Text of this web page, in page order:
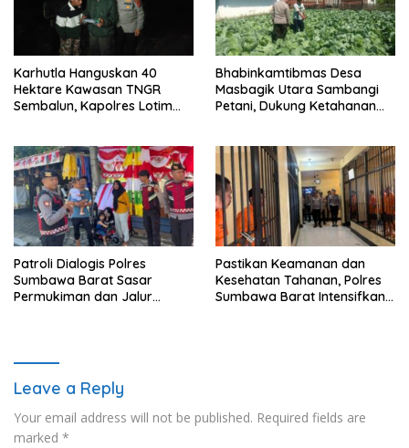
Karhutla Hanguskan 40
Hektare Kawasan TNGR
Sembalun, Kapolres Lotim
Bhabinkamtibmas Desa
Masbagik Utara Sambangi
Petani, Dukung Ketahanan
Patroli Dialogis Polres
Sumbawa Barat Sasar
Permukiman dan Jalur
Pastikan Keamanan dan
Kesehatan Tahanan, Polres
Sumbawa Barat Intensifkan
Leave a Reply
Your email address will not be published. Required fields are
marked *